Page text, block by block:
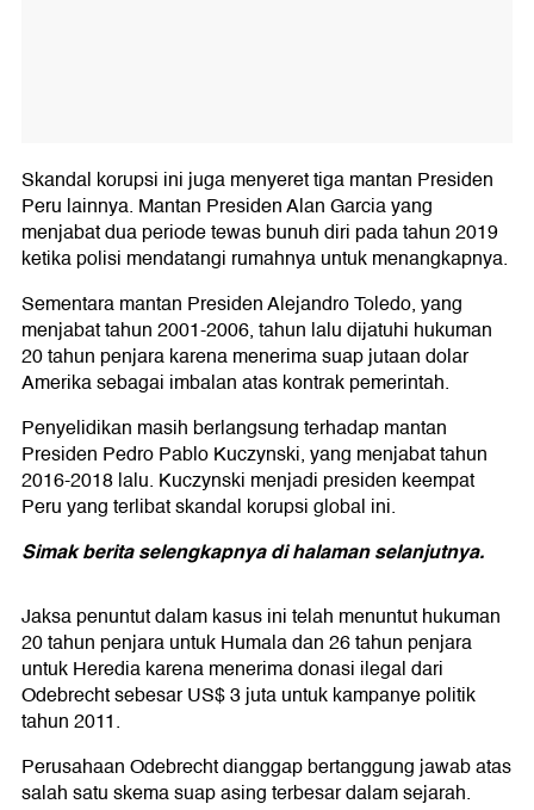
Skandal korupsi ini juga menyeret tiga mantan Presiden
Peru lainnya. Mantan Presiden Alan Garcia yang
menjabat dua periode tewas bunuh diri pada tahun 2019
ketika polisi mendatangi rumahnya untuk menangkapnya.
Sementara mantan Presiden Alejandro Toledo, yang
menjabat tahun 2001-2006, tahun lalu dijatuhi hukuman
20 tahun penjara karena menerima suap jutaan dolar
Amerika sebagai imbalan atas kontrak pemerintah.
Penyelidikan masih berlangsung terhadap mantan
Presiden Pedro Pablo Kuczynski, yang menjabat tahun
2016-2018 lalu. Kuczynski menjadi presiden keempat
Peru yang terlibat skandal korupsi global ini.
Simak berita selengkapnya di halaman selanjutnya.
Jaksa penuntut dalam kasus ini telah menuntut hukuman
20 tahun penjara untuk Humala dan 26 tahun penjara
untuk Heredia karena menerima donasi ilegal dari
Odebrecht sebesar US$ 3 juta untuk kampanye politik
tahun 2011.
Perusahaan Odebrecht dianggap bertanggung jawab atas
salah satu skema suap asing terbesar dalam sejarah.